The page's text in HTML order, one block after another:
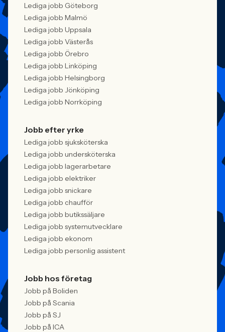
Lediga jobb Göteborg
Lediga jobb Malmö
Lediga jobb Uppsala
Lediga jobb Västerås
Lediga jobb Örebro
Lediga jobb Linköping
Lediga jobb Helsingborg
Lediga jobb Jönköping
Lediga jobb Norrköping
Jobb efter yrke
Lediga jobb sjuksköterska
Lediga jobb undersköterska
Lediga jobb lagerarbetare
Lediga jobb elektriker
Lediga jobb snickare
Lediga jobb chaufför
Lediga jobb butikssäljare
Lediga jobb systemutvecklare
Lediga jobb ekonom
Lediga jobb personlig assistent
Jobb hos företag
Jobb på Boliden
Jobb på Scania
Jobb på SJ
Jobb på ICA